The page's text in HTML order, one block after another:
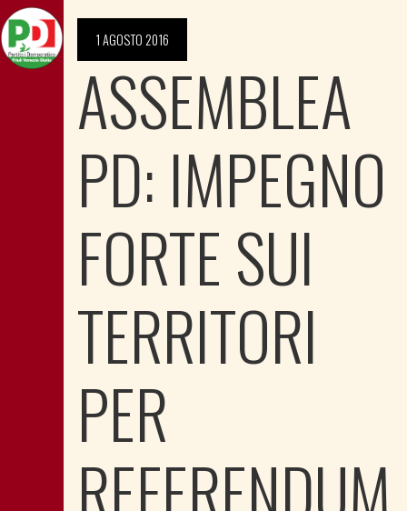
1 AGOSTO 2016
ASSEMBLEA
PD: IMPEGNO
FORTE SUI
TERRITORI
PER
REFERENDUM